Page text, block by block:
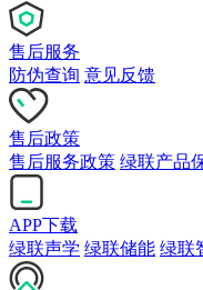
售后服务
防伪查询 意见反馈
售后政策
售后服务政策 绿联产品
APP下载
绿联声学 绿联储能 绿联